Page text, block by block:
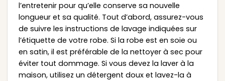
l’entretenir pour qu’elle conserve sa nouvelle
longueur et sa qualité. Tout d’abord, assurez-vous
de suivre les instructions de lavage indiquées sur
l’étiquette de votre robe. Si la robe est en soie ou
en satin, il est préférable de la nettoyer à sec pour
éviter tout dommage. Si vous devez la laver à la
maison, utilisez un détergent doux et lavez-la à